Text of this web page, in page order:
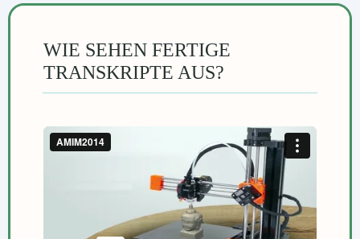
WIE SEHEN FERTIGE
TRANSKRIPTE AUS?